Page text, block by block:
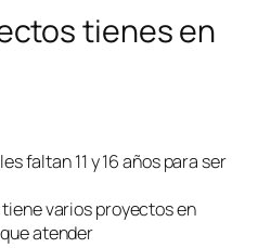
tienes en
faltan 11 y 16 años para ser
tiene varios proyectos en
atender